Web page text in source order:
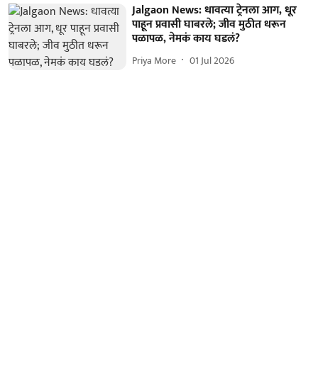
Jalgaon News: धावत्या ट्रेनला आग, धूर
पाहून प्रवासी घाबरले; जीव मुठीत धरून
पळापळ, नेमकं काय घडलं?
Priya More 01 Jul 2026